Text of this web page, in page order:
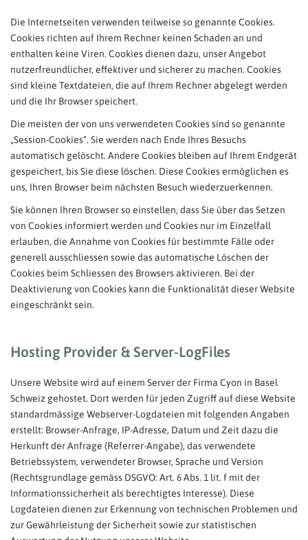
Die Internetseiten verwenden teilweise so genannte Cookies.
Cookies richten auf Ihrem Rechner keinen Schaden an und
enthalten keine Viren. Cookies dienen dazu, unser Angebot
nutzerfreundlicher, effektiver und sicherer zu machen. Cookies
sind kleine Textdateien, die auf Ihrem Rechner abgelegt werden
und die Ihr Browser speichert.
Die meisten der von uns verwendeten Cookies sind so genannte
„Session-Cookies“. Sie werden nach Ende Ihres Besuchs
automatisch gelöscht. Andere Cookies bleiben auf Ihrem Endgerät
gespeichert, bis Sie diese löschen. Diese Cookies ermöglichen es
uns, Ihren Browser beim nächsten Besuch wiederzuerkennen.
Sie können Ihren Browser so einstellen, dass Sie über das Setzen
von Cookies informiert werden und Cookies nur im Einzelfall
erlauben, die Annahme von Cookies für bestimmte Fälle oder
generell ausschliessen sowie das automatische Löschen der
Cookies beim Schliessen des Browsers aktivieren. Bei der
Deaktivierung von Cookies kann die Funktionalität dieser Website
eingeschränkt sein.
Hosting Provider & Server-LogFiles
Unsere Website wird auf einem Server der Firma Cyon in Basel
Schweiz gehostet. Dort werden für jeden Zugriff auf diese Website
standardmässige Webserver-Logdateien mit folgenden Angaben
erstellt: Browser-Anfrage, IP-Adresse, Datum und Zeit dazu die
Herkunft der Anfrage (Referrer-Angabe), das verwendete
Betriebssystem, verwendeter Browser, Sprache und Version
(Rechtsgrundlage gemäss DSGVO: Art. 6 Abs. 1 lit. f mit der
Informationssicherheit als berechtigtes Interesse). Diese
Logdateien dienen zur Erkennung von technischen Problemen und
zur Gewährleistung der Sicherheit sowie zur statistischen